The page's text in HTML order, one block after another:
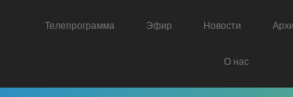
Телепрограмма Эфир Новости
О нас